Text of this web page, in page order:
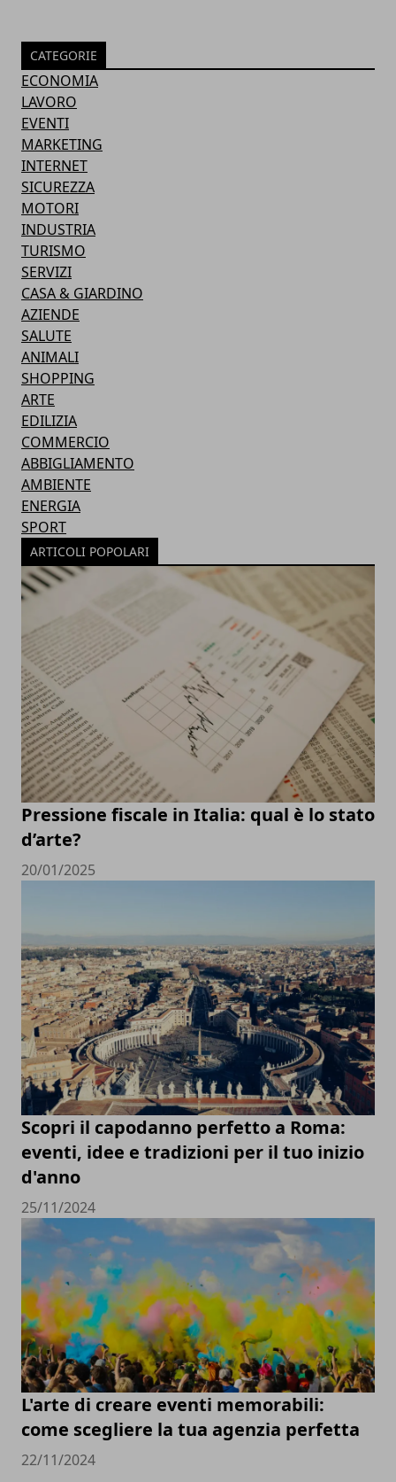
CATEGORIE
ECONOMIA
LAVORO
EVENTI
MARKETING
INTERNET
SICUREZZA
MOTORI
INDUSTRIA
TURISMO
SERVIZI
CASA & GIARDINO
AZIENDE
SALUTE
ANIMALI
SHOPPING
ARTE
EDILIZIA
COMMERCIO
ABBIGLIAMENTO
AMBIENTE
ENERGIA
SPORT
ARTICOLI POPOLARI
Pressione fiscale in Italia: qual è lo stato
d’arte?
20/01/2025
Scopri il capodanno perfetto a Roma:
eventi, idee e tradizioni per il tuo inizio
d'anno
25/11/2024
L'arte di creare eventi memorabili:
come scegliere la tua agenzia perfetta
22/11/2024